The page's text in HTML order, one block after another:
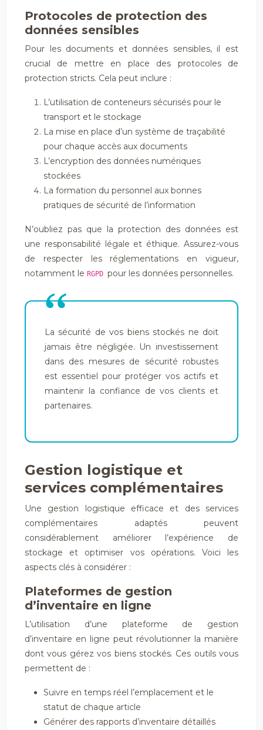
Protocoles de protection des
données sensibles
Pour les documents et données sensibles, il est
crucial de mettre en place des protocoles de
protection stricts. Cela peut inclure :
L’utilisation de conteneurs sécurisés pour le
transport et le stockage
La mise en place d’un système de traçabilité
pour chaque accès aux documents
L’encryption des données numériques
stockées
La formation du personnel aux bonnes
pratiques de sécurité de l’information
N’oubliez pas que la protection des données est
une responsabilité légale et éthique. Assurez-vous
de respecter les réglementations en vigueur,
notamment le RGPD pour les données personnelles.
La sécurité de vos biens stockés ne doit
jamais être négligée. Un investissement
dans des mesures de sécurité robustes
est essentiel pour protéger vos actifs et
maintenir la confiance de vos clients et
partenaires.
Gestion logistique et
services complémentaires
Une gestion logistique efficace et des services
complémentaires adaptés peuvent
considérablement améliorer l’expérience de
stockage et optimiser vos opérations. Voici les
aspects clés à considérer :
Plateformes de gestion
d’inventaire en ligne
L’utilisation d’une plateforme de gestion
d’inventaire en ligne peut révolutionner la manière
dont vous gérez vos biens stockés. Ces outils vous
permettent de :
Suivre en temps réel l’emplacement et le
statut de chaque article
Générer des rapports d’inventaire détaillés